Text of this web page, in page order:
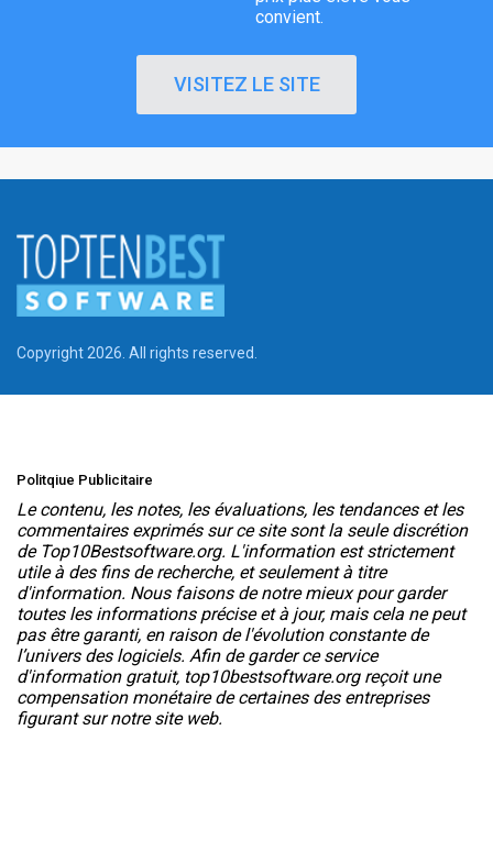
convient.
VISITEZ LE SITE
Copyright 2026. All rights reserved.
Politqiue Publicitaire
Le contenu, les notes, les évaluations, les tendances et les
commentaires exprimés sur ce site sont la seule discrétion
de Top10Bestsoftware.org. L'information est strictement
utile à des fins de recherche, et seulement à titre
d'information. Nous faisons de notre mieux pour garder
toutes les informations précise et à jour, mais cela ne peut
pas être garanti, en raison de l'évolution constante de
l’univers des logiciels. Afin de garder ce service
d'information gratuit, top10bestsoftware.org reçoit une
compensation monétaire de certaines des entreprises
figurant sur notre site web.